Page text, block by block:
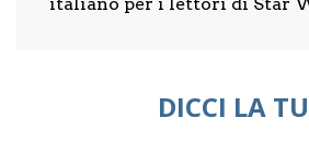
DICCI LA